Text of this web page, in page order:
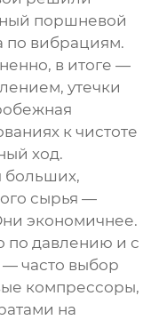
поршневой
по вибрациям.
в итоге —
утечки
к чистоте
ход.
больших,
сырья —
экономичнее.
по давлению и с
часто выбор
компрессоры,
на